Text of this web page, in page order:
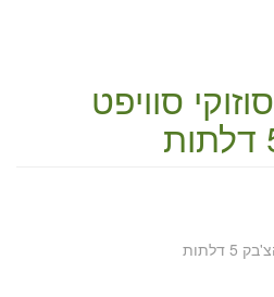
סוזוקי סוויפט